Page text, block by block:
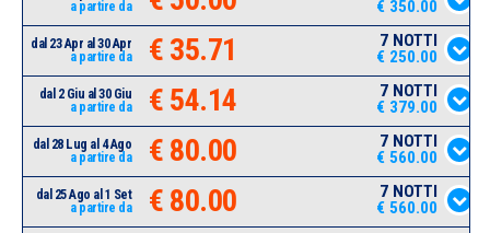
a partire da
€ 350.00
dal 23 Apr al 30 Apr
a partire da
€ 35.71
7 NOTTI
€ 250.00
dal 2 Giu al 30 Giu
a partire da
€ 54.14
7 NOTTI
€ 379.00
dal 28 Lug al 4 Ago
a partire da
€ 80.00
7 NOTTI
€ 560.00
dal 25 Ago al 1 Set
a partire da
€ 80.00
7 NOTTI
€ 560.00